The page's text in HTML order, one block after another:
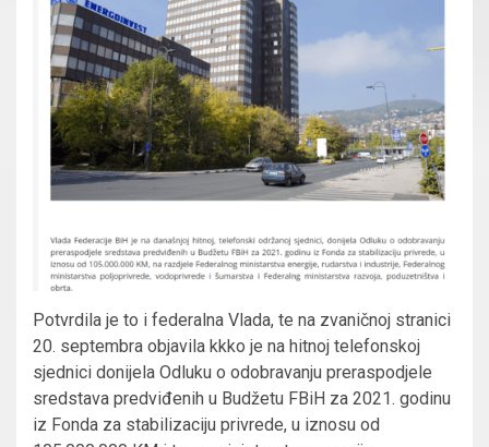
Potvrdila je to i federalna Vlada, te na zvaničnoj stranici
20. septembra objavila kkko je na hitnoj telefonskoj
sjednici donijela Odluku o odobravanju preraspodjele
sredstava predviđenih u Budžetu FBiH za 2021. godinu
iz Fonda za stabilizaciju privrede, u iznosu od